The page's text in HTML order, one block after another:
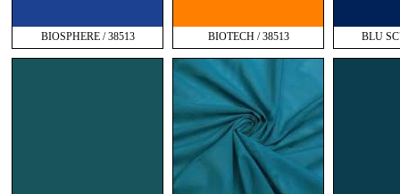
BIOSPHERE / 38513 BIOTECH / 38513 BLU